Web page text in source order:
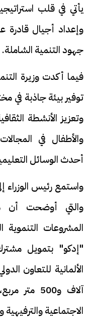
يأتي في قلب
وإعداد أجيال قادرة
جهود التنمية الشاملة.
فيما أكدت وزيرة
توفير بيئة جاذبة في
وتعزيز الأنشطة
والأطفال في
أحدث الوسائل
واستمع رئيس الوزراء
والتي أوضحت أن
المشروعات التنموية
"إدكو" بتمويل مشترك
آلاف و500
الاجتماعية